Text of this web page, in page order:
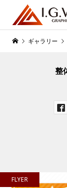
ギャラリー
整
FLYER